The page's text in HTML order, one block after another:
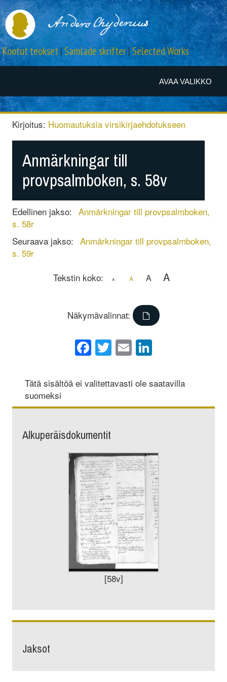
AVAA VALIKKO
Kootut teokset|Samlade skrifter|Selected Works
Kirjoitus: Huomautuksia virsikirjaehdotukseen
Anmärkningar till
provpsalmboken, s. 58v
Edellinen jakso: Anmärkningar till provpsalmboken,
s. 58r
Seuraava jakso: Anmärkningar till provpsalmboken,
s. 59r
Tekstin koko:
A A A A
Näkymävalinnat:
Facebook
Twitter
Email
Tätä sisältöä ei valitettavasti ole saatavilla
suomeksi
Alkuperäisdokumentit
[58v]
Jaksot